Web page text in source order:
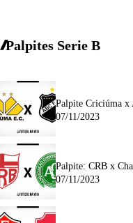
Palpites Serie B
Palpite Criciúma x
07/11/2023
Palpite: CRB x
07/11/2023